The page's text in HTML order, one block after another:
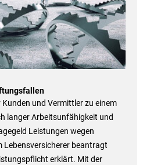
und Vermittler zu einem
langer Arbeitsunfähigkeit und
Leistungen wegen
Lebensversicherer beantragt
erklärt. Mit der